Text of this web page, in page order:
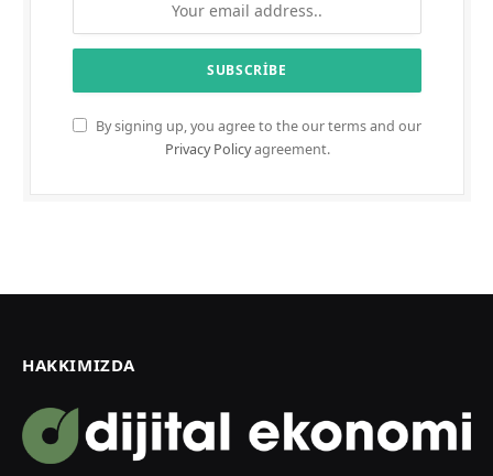
By signing up, you agree to the our terms and our
Privacy Policyagreement.
HAKKIMIZDA